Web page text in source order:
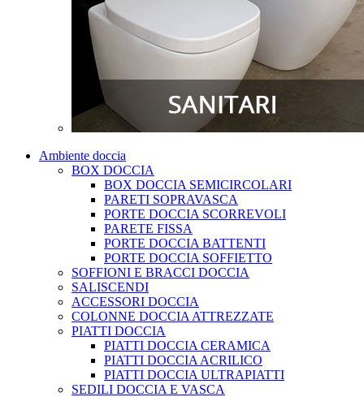
Ambiente doccia
BOX DOCCIA
BOX DOCCIA SEMICIRCOLARI
PARETI SOPRAVASCA
PORTE DOCCIA SCORREVOLI
PARETE FISSA
PORTE DOCCIA BATTENTI
PORTE DOCCIA SOFFIETTO
SOFFIONI E BRACCI DOCCIA
SALISCENDI
ACCESSORI DOCCIA
COLONNE DOCCIA ATTREZZATE
PIATTI DOCCIA
PIATTI DOCCIA CERAMICA
PIATTI DOCCIA ACRILICO
PIATTI DOCCIA ULTRAPIATTI
SEDILI DOCCIA E VASCA